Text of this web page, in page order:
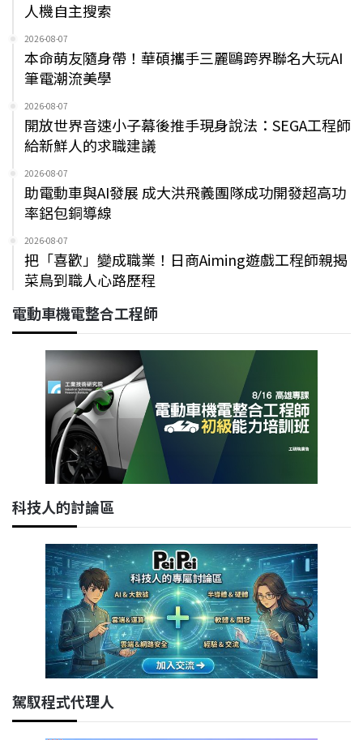
人機自主搜索
2026-08-07
本命萌友隨身帶！華碩攜手三麗鷗跨界聯名大玩AI
筆電潮流美學
2026-08-07
開放世界音速小子幕後推手現身說法：SEGA工程師
給新鮮人的求職建議
2026-08-07
助電動車與AI發展 成大洪飛義團隊成功開發超高功
率鋁包銅導線
2026-08-07
把「喜歡」變成職業！日商Aiming遊戲工程師親揭
菜鳥到職人心路歷程
電動車機電整合工程師
科技人的討論區
駕馭程式代理人